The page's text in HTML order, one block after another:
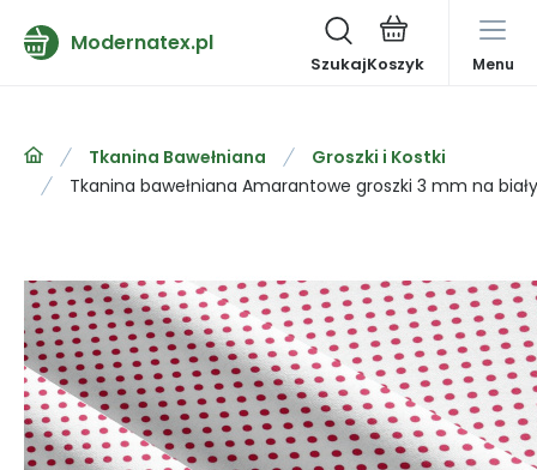
Modernatex.pl
Szukaj Menu
Tkanina Bawełniana
Groszki i Kostki
Tkanina bawełniana Amarantowe groszki 3 mm na